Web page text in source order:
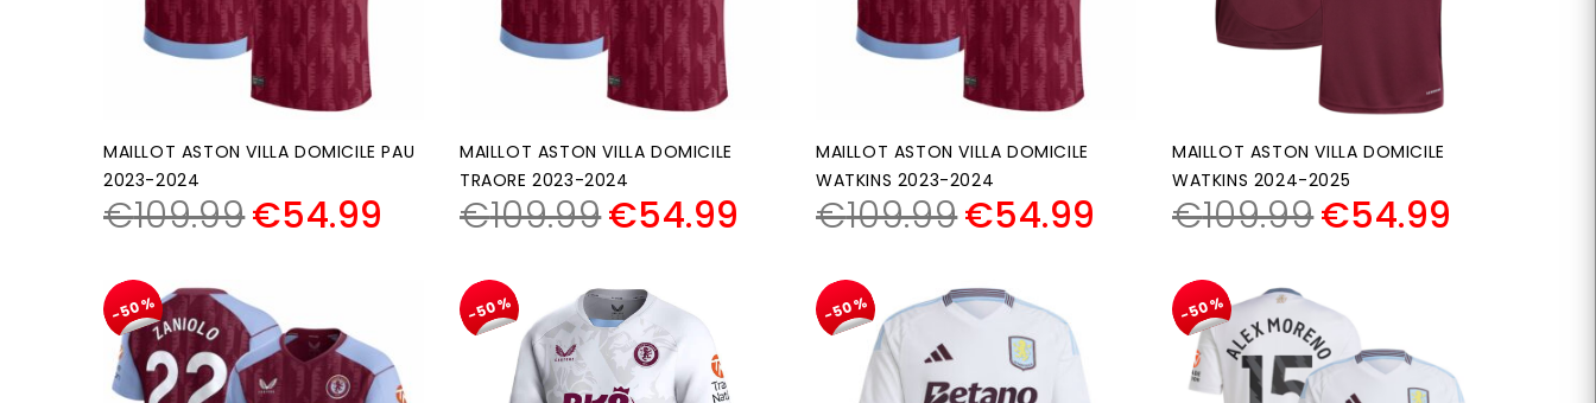
MAILLOT ASTON VILLA DOMICILE PAU
2023-2024
€109.99€54.99
MAILLOT ASTON VILLA DOMICILE
TRAORE 2023-2024
€109.99€54.99
MAILLOT ASTON VILLA DOMICILE
WATKINS 2023-2024
€109.99€54.99
MAILLOT ASTON VILLA DOMICILE
WATKINS 2024-2025
€109.99€54.99
-50% -50% -50% -50%